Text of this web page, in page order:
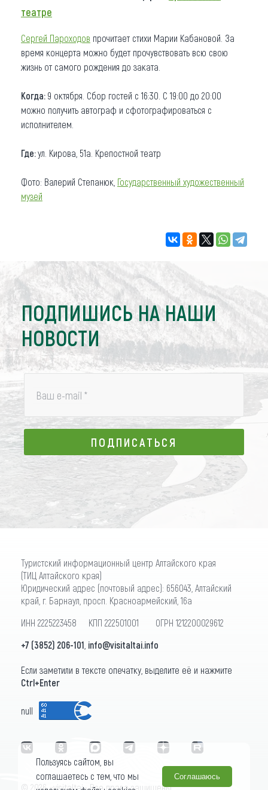
театре
Сергей Пароходов прочитает стихи Марии Кабановой. За
время концерта можно будет прочувствовать всю свою
жизнь от самого рождения до заката.
Когда: 9 октября. Сбор гостей с 16:30. С 19:00 до 20:00
можно получить автограф и сфотографироваться с
исполнителем.
Где:ул. Кирова, 51а. Крепостной театр
Фото: Валерий Степанюк, Государственный художественный
музей
ПОДПИШИСЬ НА НАШИ
НОВОСТИ
Ваш e-mail *
ПОДПИСАТЬСЯ
ПОДПИСАТЬСЯ
Туристский информационный центр Алтайского края
(ТИЦ Алтайского края)
Юридический адрес (почтовый адрес): 656043, Алтайский
край, г. Барнаул, просп. Красноармейский, 16а
ИНН 2225223458 КПП 222501001 ОГРН 1212200029612
+7 (3852) 206-101 info@visitaltai.info
Если заметили в тексте опечатку, выделите её и нажмите
Ctrl+Enter
null
© 2026 «visitaltai» Все права защищены.
Пользуясь сайтом, вы
соглашаетесь с тем, что мы
Соглашаюсь